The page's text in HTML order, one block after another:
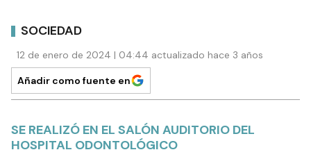
SOCIEDAD
12 de enero de 2024 | 04:44 actualizado hace 3 años
Añadir como fuente en
SE REALIZÓ EN EL SALÓN AUDITORIO DEL
HOSPITAL ODONTOLÓGICO